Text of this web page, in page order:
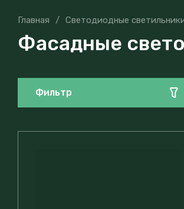
Главная / Светодиодные
Фасадные
Фильтр